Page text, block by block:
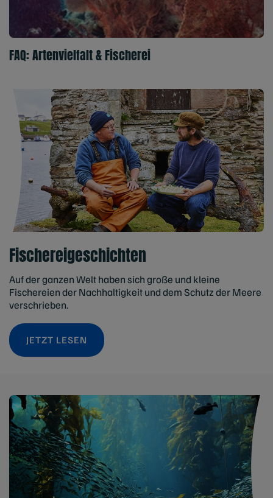
FAQ: Artenvielfalt & Fischerei
Fischereigeschichten
Auf der ganzen Welt haben sich große und kleine
Fischereien der Nachhaltigkeit und dem Schutz der Meere
verschrieben.
JETZT LESEN